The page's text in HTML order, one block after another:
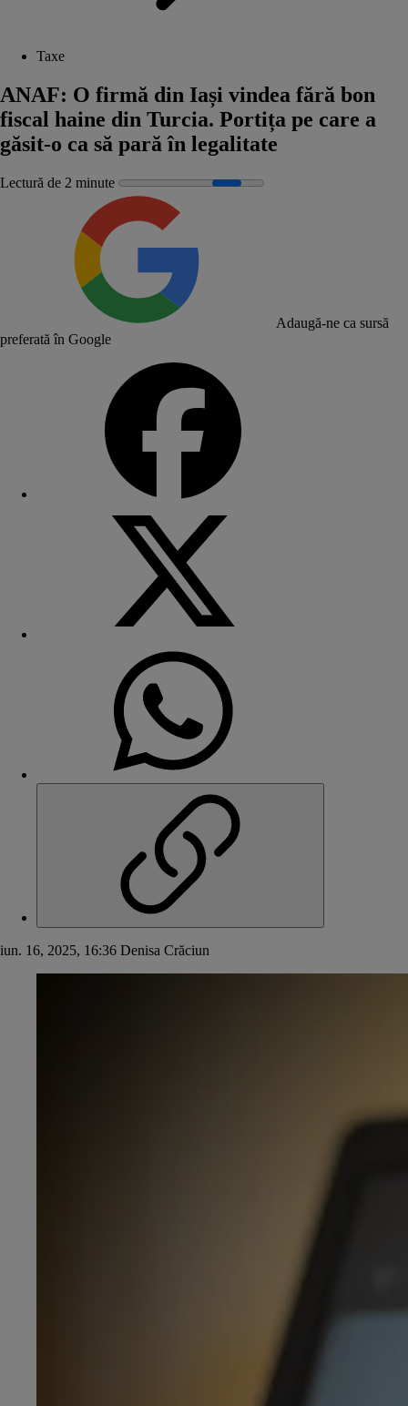
Taxe
ANAF: O firmă din Iași vindea fără bon
fiscal haine din Turcia. Portița pe care a
găsit-o ca să pară în legalitate
Lectură de 2 minute
Adaugă-ne ca sursă
preferată în Google
iun. 16, 2025, 16:36 Denisa Crăciun